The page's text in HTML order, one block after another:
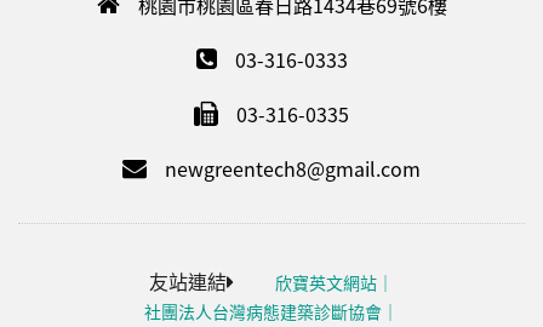
03-316-0333
03-316-0335
newgreentech8@gmail.com
友站連結
欣寶英文網站
社團法人台灣病態建築診斷協會